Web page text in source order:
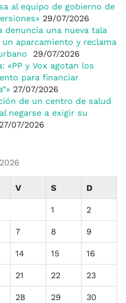
al equipo de gobierno de
29/07/2026
denuncia una nueva tala
aparcamiento y reclama
29/07/2026
«PP y Vox agotan los
para financiar
27/07/2026
de un centro de salud
negarse a exigir su
27/07/2026
V S D
1 2
7 8 9
14 15 16
21 22 23
28 29 30